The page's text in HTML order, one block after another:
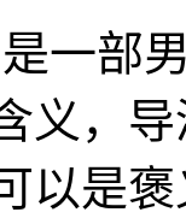
是一部
义，
以是